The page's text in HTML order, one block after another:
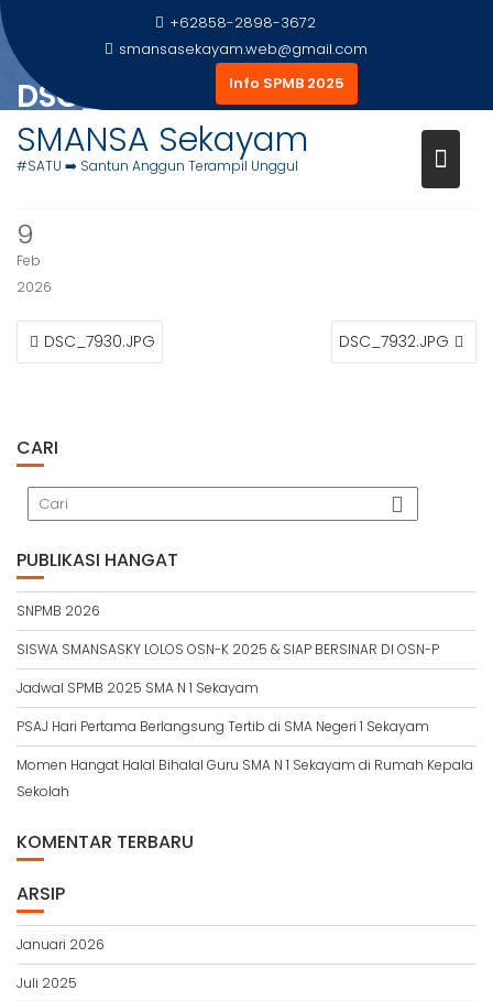
Skip
to
content
+62858-2898-3672
smansasekayam.web@gmail.com
Info SPMB 2025
SMANSA Sekayam
#SATU ➡️ Santun Anggun Terampil Unggul
DSC_7931.JPG
Home Foto Siswa DSC_7931.JPG
9
Feb
2026
NAVIGASI
POSDSC_7930.JPG DSC_7932.JPG
CARI
PUBLIKASI HANGAT
SNPMB 2026
SISWA SMANSASKY LOLOS OSN-K 2025 & SIAP BERSINAR DI OSN-P
Jadwal SPMB 2025 SMA N 1 Sekayam
PSAJ Hari Pertama Berlangsung Tertib di SMA Negeri 1 Sekayam
Momen Hangat Halal Bihalal Guru SMA N 1 Sekayam di Rumah Kepala
Sekolah
KOMENTAR TERBARU
ARSIP
Januari 2026
Juli 2025